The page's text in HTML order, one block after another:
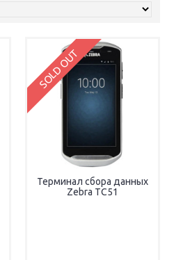
SOLD OUT
Терминал сбора данных
Zebra TC51